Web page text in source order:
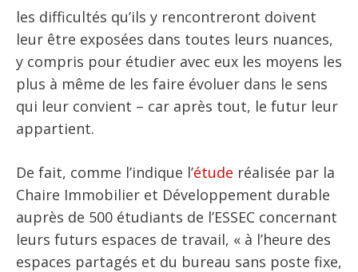
les difficultés qu’ils y rencontreront doivent
leur être exposées dans toutes leurs nuances,
y compris pour étudier avec eux les moyens les
plus à même de les faire évoluer dans le sens
qui leur convient – car après tout, le futur leur
appartient.
De fait, comme l’indique l’étude réalisée par la
Chaire Immobilier et Développement durable
auprès de 500 étudiants de l’ESSEC concernant
leurs futurs espaces de travail, « à l’heure des
espaces partagés et du bureau sans poste fixe,